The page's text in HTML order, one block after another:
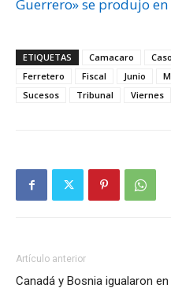
Guerrero» se produjo en
ETIQUETAS Camacaro Caso
Ferretero
Fiscal Junio
Sucesos
Tribunal Viernes
Artículo anterior
Canadá y Bosnia igualaron en